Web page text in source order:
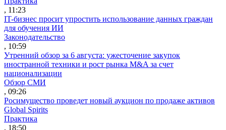
, 11:23
IT-бизнес просит упростить использование данных граждан
для обучения ИИ
Законодательство
, 10:59
Утренний обзор за 6 августа: ужесточение закупок
иностранной техники и рост рынка M&A за счет
национализации
Обзор СМИ
, 09:26
Росимущество проведет новый аукцион по продаже активов
Global Spirits
Практика
, 18:50